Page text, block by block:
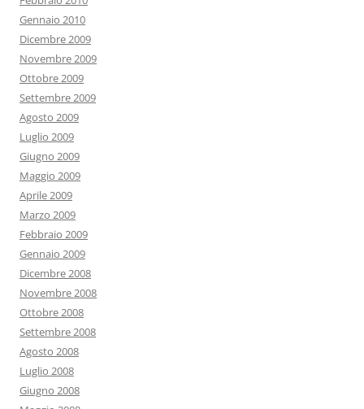
Gennaio 2010
Dicembre 2009
Novembre 2009
Ottobre 2009
Settembre 2009
Agosto 2009
Luglio 2009
Giugno 2009
Maggio 2009
Aprile 2009
Marzo 2009
Febbraio 2009
Gennaio 2009
Dicembre 2008
Novembre 2008
Ottobre 2008
Settembre 2008
Agosto 2008
Luglio 2008
Giugno 2008